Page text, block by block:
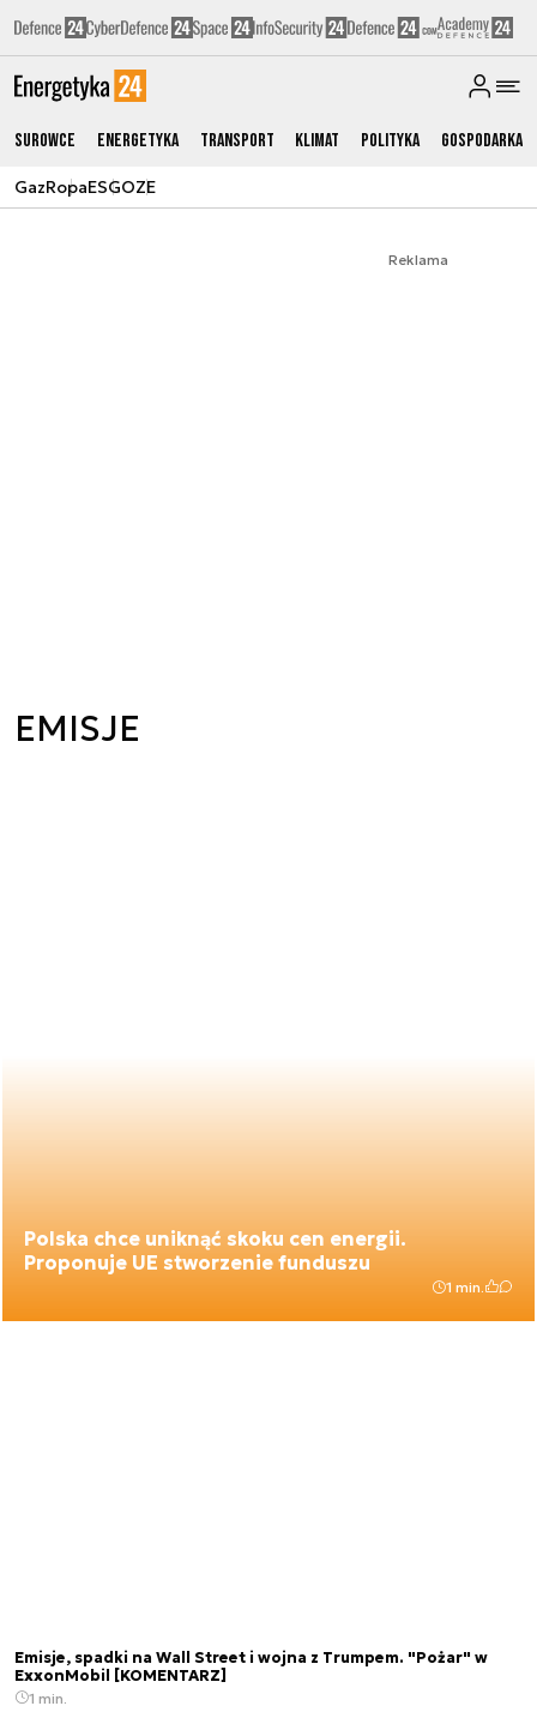
Surowce Energetyka Transport Klimat Polityka Gospodarka
GazRopaESGOZE
Reklama
EMISJE
Polska chce uniknąć skoku cen energii.
Proponuje UE stworzenie funduszu
1 min.
Emisje, spadki na Wall Street i wojna z Trumpem. "Pożar" w
ExxonMobil [KOMENTARZ]
1 min.